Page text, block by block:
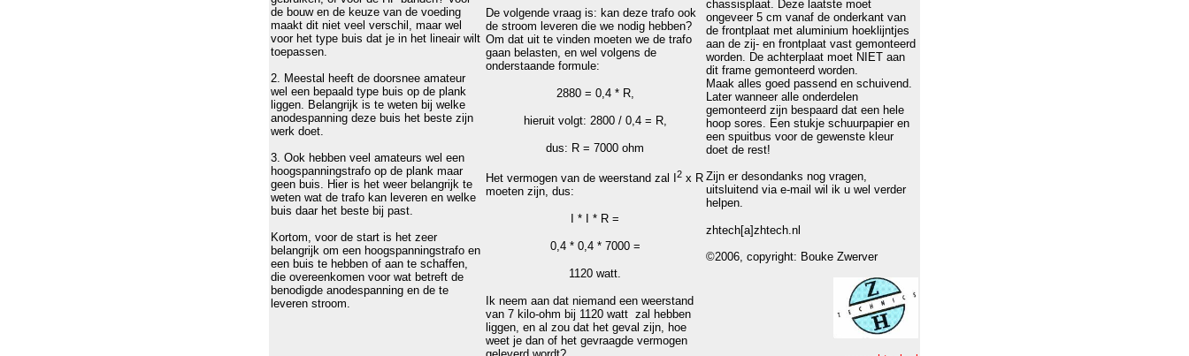
de bouw en de keuze van de voeding
maakt dit niet veel verschil, maar wel
voor het type buis dat je in het lineair wilt
toepassen.
2. Meestal heeft de doorsnee amateur
wel een bepaald type buis op de plank
liggen. Belangrijk is te weten bij welke
anodespanning deze buis het beste zijn
werk doet.
3. Ook hebben veel amateurs wel een
hoogspanningstrafo op de plank maar
geen buis. Hier is het weer belangrijk te
weten wat de trafo kan leveren en welke
buis daar het beste bij past.
Kortom, voor de start is het zeer
belangrijk om een hoogspanningstrafo en
een buis te hebben of aan te schaffen,
die overeenkomen voor wat betreft de
benodigde anodespanning en de te
leveren stroom.
De volgende vraag is: kan deze trafo ook
de stroom leveren die we nodig hebben?
Om dat uit te vinden moeten we de trafo
gaan belasten, en wel volgens de
onderstaande formule:
2880 = 0,4 * R,
hieruit volgt: 2800 / 0,4 = R,
dus: R = 7000 ohm
Het vermogen van de weerstand zal I 2 x R
moeten zijn, dus:
I * I * R =
0,4 * 0,4 * 7000 =
1120 watt.
Ik neem aan dat niemand een weerstand
van 7 kilo-ohm bij 1120 watt zal hebben
liggen, en al zou dat het geval zijn, hoe
weet je dan of het gevraagde vermogen
chassisplaat. Deze laatste moet
ongeveer 5 cm vanaf de onderkant van
de frontplaat met aluminium hoeklijntjes
aan de zij- en frontplaat vast gemonteerd
worden. De achterplaat moet NIET aan
dit frame gemonteerd worden.
Maak alles goed passend en schuivend.
Later wanneer alle onderdelen
gemonteerd zijn bespaard dat een hele
hoop sores. Een stukje schuurpapier en
een spuitbus voor de gewenste kleur
doet de rest!
Zijn er desondanks nog vragen,
uitsluitend via e-mail wil ik u wel verder
helpen.
zhtech[a]zhtech.nl
©2006, copyright: Bouke Zwerver